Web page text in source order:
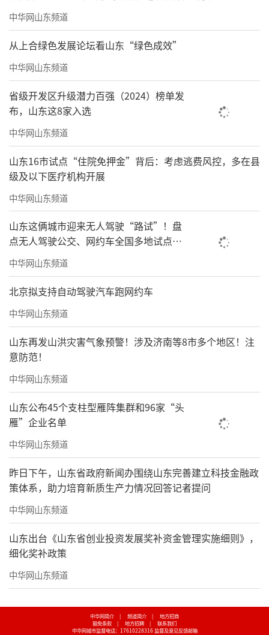
中华网山东频道
从上合绿色发展论坛看山东“绿色成效”
中华网山东频道
省级开发区升级潜力百强（2024）榜单发
布，山东这8家入选
中华网山东频道
山东16市试点“住院免押金”背后：考虑逃费风控，多在县
级及以下医疗机构开展
中华网山东频道
山东这俩城市迎来无人驾驶“路试”！盘
点无人驾驶公交、网约车全国多地试点之
路
中华网山东频道
北京拟支持自动驾驶汽车跑网约车
中华网山东频道
山东再发山洪灾害气象预警！涉及济南等8市多个地区！注
意防范！
中华网山东频道
山东公布45个支柱型雁阵集群和96家“头
雁”企业名单
中华网山东频道
昨日下午，山东省政府新闻办围绕山东完善建立科技金融政
策体系，助力培育新质生产力情况回答记者提问
中华网山东频道
山东出台《山东省创业投资发展奖补资金管理实施细则》，
细化奖补政策
中华网山东频道
中华网简介 | 频道简介 |
地方招商
豁免条款
| 地方招聘 |
联系我们
中华网城市监督电话：17610228316 监督及意见反馈邮箱